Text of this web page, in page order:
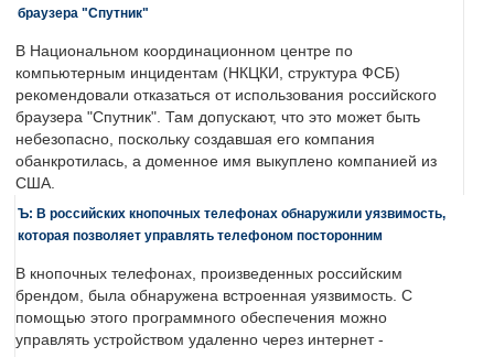
браузера "Спутник"
В Национальном координационном центре по
компьютерным инцидентам (НКЦКИ, структура ФСБ)
рекомендовали отказаться от использования российского
браузера "Спутник". Там допускают, что это может быть
небезопасно, поскольку создавшая его компания
обанкротилась, а доменное имя выкуплено компанией из
США.
Ъ: В российских кнопочных телефонах обнаружили уязвимость,
которая позволяет управлять телефоном посторонним
В кнопочных телефонах, произведенных российским
брендом, была обнаружена встроенная уязвимость. С
помощью этого программного обеспечения можно
управлять устройством удаленно через интернет -